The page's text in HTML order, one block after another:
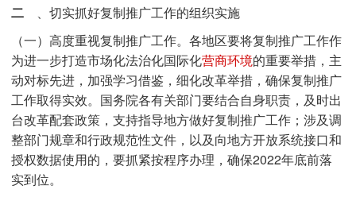
二 、切实抓好复制推广工作的组织实施
（一）高度重视复制推广工作。各地区要将复制推广工作作
为进一步打造市场化法治化国际化营商环境的重要举措，主
动对标先进，加强学习借鉴，细化改革举措，确保复制推广
工作取得实效。国务院各有关部门要结合自身职责，及时出
台改革配套政策，支持指导地方做好复制推广工作；涉及调
整部门规章和行政规范性文件，以及向地方开放系统接口和
授权数据使用的，要抓紧按程序办理，确保2022年底前落
实到位。